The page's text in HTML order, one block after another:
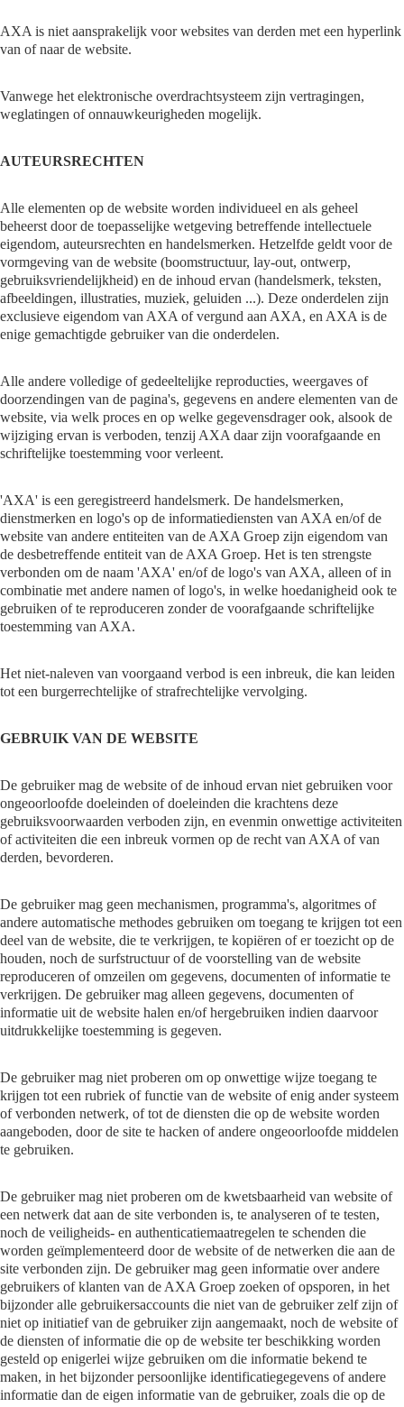
AXA is niet aansprakelijk voor websites van derden met een hyperlink
van of naar de website.
Vanwege het elektronische overdrachtsysteem zijn vertragingen,
weglatingen of onnauwkeurigheden mogelijk.
AUTEURSRECHTEN
Alle elementen op de website worden individueel en als geheel
beheerst door de toepasselijke wetgeving betreffende intellectuele
eigendom, auteursrechten en handelsmerken. Hetzelfde geldt voor de
vormgeving van de website (boomstructuur, lay-out, ontwerp,
gebruiksvriendelijkheid) en de inhoud ervan (handelsmerk, teksten,
afbeeldingen, illustraties, muziek, geluiden ...). Deze onderdelen zijn
exclusieve eigendom van AXA of vergund aan AXA, en AXA is de
enige gemachtigde gebruiker van die onderdelen.
Alle andere volledige of gedeeltelijke reproducties, weergaves of
doorzendingen van de pagina's, gegevens en andere elementen van de
website, via welk proces en op welke gegevensdrager ook, alsook de
wijziging ervan is verboden, tenzij AXA daar zijn voorafgaande en
schriftelijke toestemming voor verleent.
'AXA' is een geregistreerd handelsmerk. De handelsmerken,
dienstmerken en logo's op de informatiediensten van AXA en/of de
website van andere entiteiten van de AXA Groep zijn eigendom van
de desbetreffende entiteit van de AXA Groep. Het is ten strengste
verbonden om de naam 'AXA' en/of de logo's van AXA, alleen of in
combinatie met andere namen of logo's, in welke hoedanigheid ook te
gebruiken of te reproduceren zonder de voorafgaande schriftelijke
toestemming van AXA.
Het niet-naleven van voorgaand verbod is een inbreuk, die kan leiden
tot een burgerrechtelijke of strafrechtelijke vervolging.
GEBRUIK VAN DE WEBSITE
De gebruiker mag de website of de inhoud ervan niet gebruiken voor
ongeoorloofde doeleinden of doeleinden die krachtens deze
gebruiksvoorwaarden verboden zijn, en evenmin onwettige activiteiten
of activiteiten die een inbreuk vormen op de recht van AXA of van
derden, bevorderen.
De gebruiker mag geen mechanismen, programma's, algoritmes of
andere automatische methodes gebruiken om toegang te krijgen tot een
deel van de website, die te verkrijgen, te kopiëren of er toezicht op de
houden, noch de surfstructuur of de voorstelling van de website
reproduceren of omzeilen om gegevens, documenten of informatie te
verkrijgen. De gebruiker mag alleen gegevens, documenten of
informatie uit de website halen en/of hergebruiken indien daarvoor
uitdrukkelijke toestemming is gegeven.
De gebruiker mag niet proberen om op onwettige wijze toegang te
krijgen tot een rubriek of functie van de website of enig ander systeem
of verbonden netwerk, of tot de diensten die op de website worden
aangeboden, door de site te hacken of andere ongeoorloofde middelen
te gebruiken.
De gebruiker mag niet proberen om de kwetsbaarheid van website of
een netwerk dat aan de site verbonden is, te analyseren of te testen,
noch de veiligheids- en authenticatiemaatregelen te schenden die
worden geïmplementeerd door de website of de netwerken die aan de
site verbonden zijn. De gebruiker mag geen informatie over andere
gebruikers of klanten van de AXA Groep zoeken of opsporen, in het
bijzonder alle gebruikersaccounts die niet van de gebruiker zelf zijn of
niet op initiatief van de gebruiker zijn aangemaakt, noch de website of
de diensten of informatie die op de website ter beschikking worden
gesteld op enigerlei wijze gebruiken om die informatie bekend te
maken, in het bijzonder persoonlijke identificatiegegevens of andere
informatie dan de eigen informatie van de gebruiker, zoals die op de